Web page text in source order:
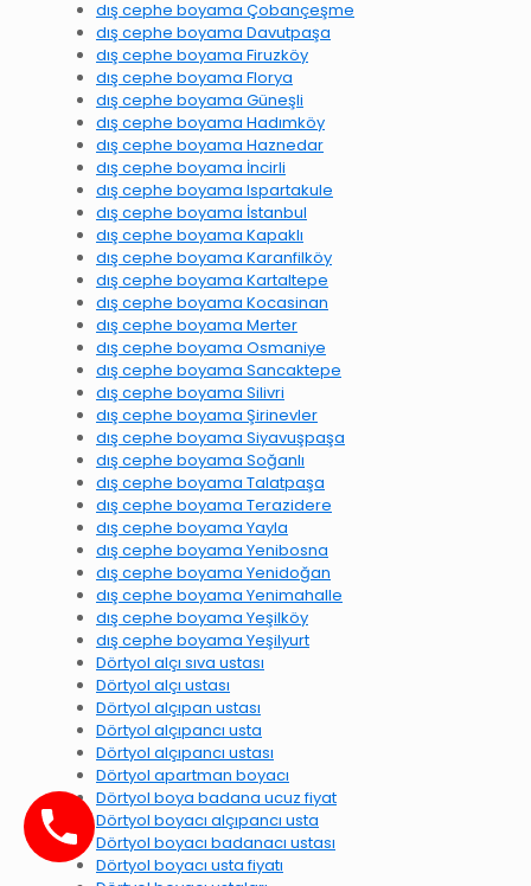
dış cephe boyama Çobançeşme
dış cephe boyama Davutpaşa
dış cephe boyama Firuzköy
dış cephe boyama Florya
dış cephe boyama Güneşli
dış cephe boyama Hadımköy
dış cephe boyama Haznedar
dış cephe boyama İncirli
dış cephe boyama Ispartakule
dış cephe boyama İstanbul
dış cephe boyama Kapaklı
dış cephe boyama Karanfilköy
dış cephe boyama Kartaltepe
dış cephe boyama Kocasinan
dış cephe boyama Merter
dış cephe boyama Osmaniye
dış cephe boyama Sancaktepe
dış cephe boyama Silivri
dış cephe boyama Şirinevler
dış cephe boyama Siyavuşpaşa
dış cephe boyama Soğanlı
dış cephe boyama Talatpaşa
dış cephe boyama Terazidere
dış cephe boyama Yayla
dış cephe boyama Yenibosna
dış cephe boyama Yenidoğan
dış cephe boyama Yenimahalle
dış cephe boyama Yeşilköy
dış cephe boyama Yeşilyurt
Dörtyol alçı sıva ustası
Dörtyol alçı ustası
Dörtyol alçıpan ustası
Dörtyol alçıpancı usta
Dörtyol alçıpancı ustası
Dörtyol apartman boyacı
Dörtyol boya badana ucuz fiyat
Dörtyol boyacı alçıpancı usta
Dörtyol boyacı badanacı ustası
Dörtyol boyacı usta fiyatı